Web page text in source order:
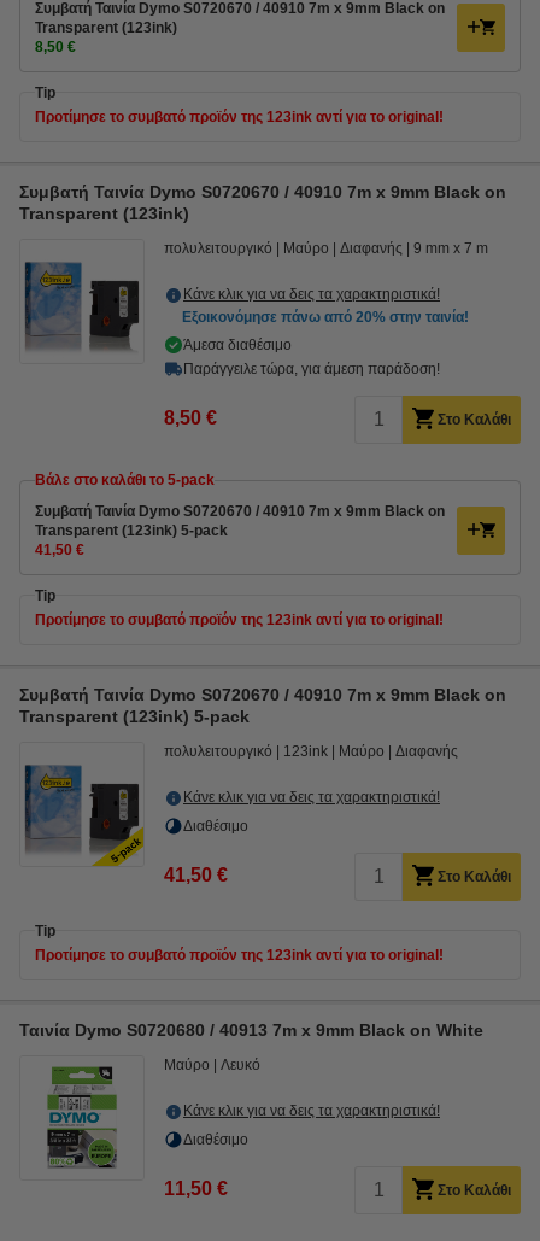
Συμβατή Ταινία Dymo S0720670 / 40910 7m x 9mm Black on
Transparent (123ink)
8,50 €
Tip
Προτίμησε το συμβατό προϊόν της 123ink αντί για το original!
Συμβατή Ταινία Dymo S0720670 / 40910 7m x 9mm Black on
Transparent (123ink)
πολυλειτουργικό Μαύρο Διαφανής 9 mm x 7 m
Κάνε κλικ για να δεις τα χαρακτηριστικά!
Εξοικονόμησε πάνω από 20% στην ταινία!
Άμεσα διαθέσιμο
Παράγγειλε τώρα, για άμεση παράδοση!
8,50 € Στο Καλάθι
Βάλε στο καλάθι το 5-pack
Συμβατή Ταινία Dymo S0720670 / 40910 7m x 9mm Black on
Transparent (123ink) 5-pack
41,50 €
Tip
Προτίμησε το συμβατό προϊόν της 123ink αντί για το original!
Συμβατή Ταινία Dymo S0720670 / 40910 7m x 9mm Black on
Transparent (123ink) 5-pack
πολυλειτουργικό 123ink Μαύρο Διαφανής
Κάνε κλικ για να δεις τα χαρακτηριστικά!
Διαθέσιμο
41,50 € Στο Καλάθι
Tip
Προτίμησε το συμβατό προϊόν της 123ink αντί για το original!
Ταινία Dymo S0720680 / 40913 7m x 9mm Black on White
Μαύρο Λευκό
Κάνε κλικ για να δεις τα χαρακτηριστικά!
Διαθέσιμο
11,50 € Στο Καλάθι